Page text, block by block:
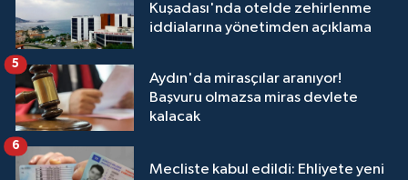
Kuşadası'nda otelde zehirlenme
iddialarına yönetimden açıklama
Aydın'da mirasçılar aranıyor!
Başvuru olmazsa miras devlete
kalacak
5
Mecliste kabul edildi: Ehliyete yeni
6